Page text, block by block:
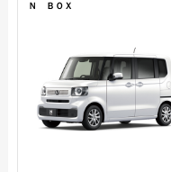
Ｎ ＢＯＸ